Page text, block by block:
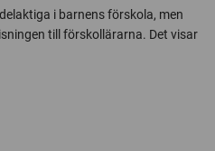
i barnens förskola, men
till förskollärarna. Det visar